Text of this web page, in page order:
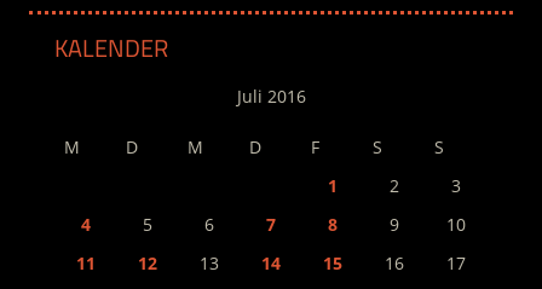
Beiträge
KALENDER
Juli 2016
M D M D F S
S
1
2
3
4
5 6 7 8 9
10
11
12 13 14 15 16
17